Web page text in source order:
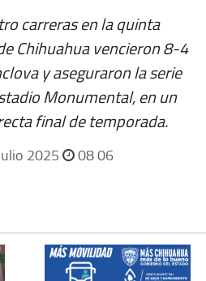
carreras en la quinta
Chihuahua vencieron 8-4
y aseguraron la serie
Monumental, en un
final de temporada.
2025 08 06